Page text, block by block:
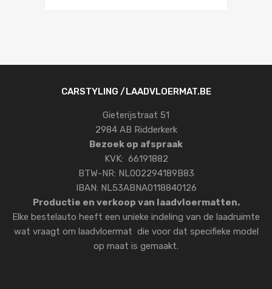
CARSTYLING /LAADVLOERMAT.BE
Gieterijstraat 51
2984 AB Ridderkerk
Bezoek op afspraak
KVK: 66191882
BTW-NR: NL002294189B83
IBAN: NL53ABNA0118840126
Productie en verkoop van laadvloermatten.
Elke bestelauto heeft een unieke indeling van de laadruimte
wat vraagt om laadvloermat die voor dat specifieke model
op maat is gemaakt.